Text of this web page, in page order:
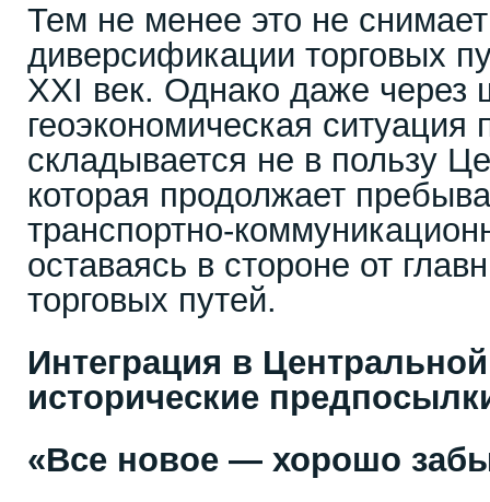
Тем не менее это не
диверсификации торговых
XXI век. Однако даже через
геоэкономическая ситуация
складывается не в пользу
которая продолжает
транспортно-
оставаясь в стороне от
торговых путей.
Интеграция в
исторические
«Все новое — хорошо